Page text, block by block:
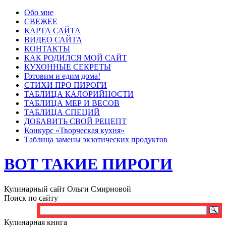
Обо мне
СВЕЖЕЕ
КАРТА САЙТА
ВИДЕО САЙТА
КОНТАКТЫ
КАК РОДИЛСЯ МОЙ САЙТ
КУХОННЫЕ СЕКРЕТЫ
Готовим и едим дома!
СТИХИ ПРО ПИРОГИ
ТАБЛИЦА КАЛОРИЙНОСТИ
ТАБЛИЦА МЕР И ВЕСОВ
ТАБЛИЦА СПЕЦИЙ
ДОБАВИТЬ СВОЙ РЕЦЕПТ
Конкурс «Творческая кухня»
Таблица замены экзотических продуктов
ВОТ ТАКИЕ ПИРОГИ
Кулинарный сайт Ольги Смирновой
Поиск по сайту
Кулинарная книга